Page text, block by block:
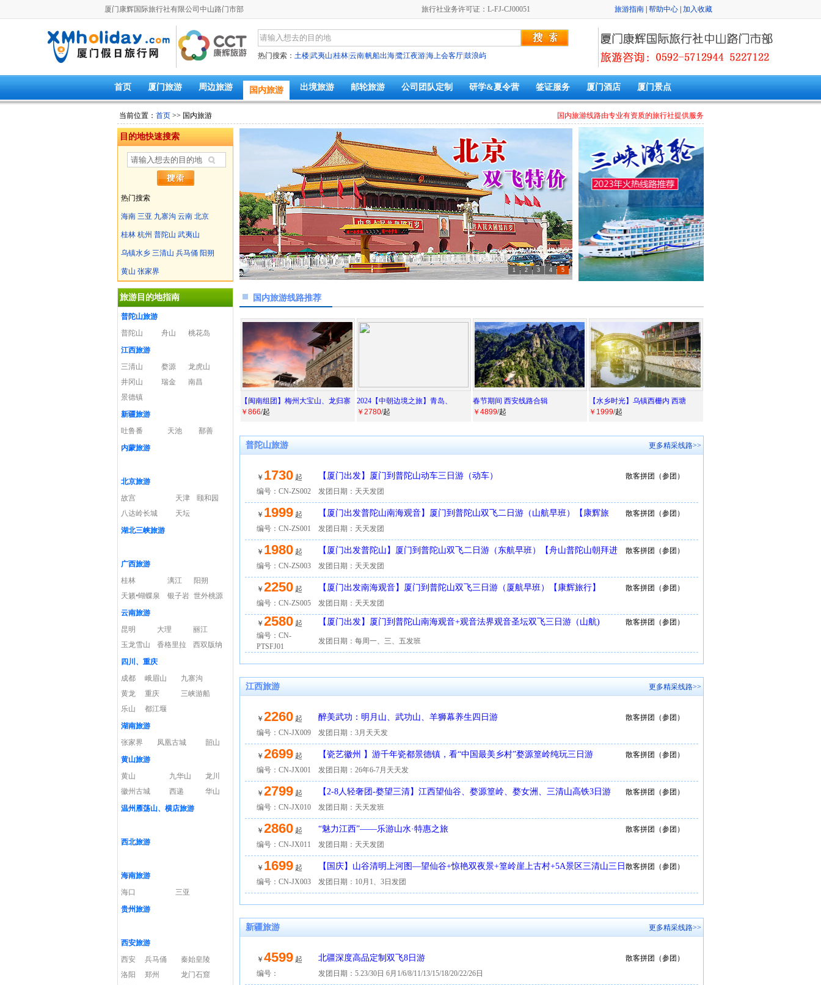
厦门康辉国际旅行社有限公司中山路门市部 旅行社业务许可证：L-FJ-CJ00051 旅游指南 帮助中心 加入收藏
热门搜索： 土楼武夷山 桂林云南帆船出海鹭江夜游海上会客厅鼓浪屿
首页 厦门旅游 周边旅游 国内旅游 出境旅游 邮轮旅游 公司团队定制 研学&夏令营 签证服务 厦门酒店 厦门景点
当前位置： 首页 >> 国内旅游 国内旅游线路由专业有资质的旅行社提供服务
目的地快速搜索
热门搜索
海南 三亚 九寨沟 云南 北京
桂林 杭州 普陀山 武夷山
乌镇水乡 三清山 兵马俑 阳朔
黄山 张家界 1 2 3 4 5
旅游目的地指南
普陀山旅游
普陀山
舟山
桃花岛
江西旅游
三清山
婺源
龙虎山
井冈山
瑞金
南昌
景德镇
新疆旅游
吐鲁番
天池
鄯善
内蒙旅游
北京旅游
故宫
天津
颐和园
八达岭长城
天坛
湖北三峡旅游
广西旅游
桂林
漓江
阳朔
天籁•蝴蝶泉
银子岩 世外桃源
云南旅游
昆明
大理
丽江
玉龙雪山
香格里拉
西双版纳
四川、重庆
成都
峨眉山
九寨沟
黄龙
重庆
三峡游船
乐山
都江堰
湖南旅游
张家界
凤凰古城
韶山
黄山旅游
黄山
九华山
龙川
徽州古城
西递
华山
温州雁荡山、横店旅游
西北旅游
海南旅游
海口
三亚
贵州旅游
西安旅游
西安
兵马俑
秦始皇陵
洛阳
郑州
龙门石窟
国内旅游线路推荐
【闽南组团】梅州大宝山、龙归寨
￥866/起
2024【中朝边境之旅】青岛、
￥2780/起
春节期间 西安线路合辑
￥4899/起
【水乡时光】乌镇西栅内 西塘
￥1999/起
普陀山旅游 更多精采线路>>
￥ 1730 起 【厦门出发】厦门到普陀山动车三日游（动车）
散客拼团（参团）
编号：CN-ZS002
发团日期：天天发团
￥ 1999 起
【厦门出发普陀山南海观音】厦门到普陀山双飞二日游（山航早班）【康辉旅
游】
散客拼团（参团）
编号：CN-ZS001
发团日期：天天发团
￥ 1980 起
【厦门出发普陀山】厦门到普陀山双飞二日游（东航早班）【舟山普陀山朝拜进
香团】
散客拼团（参团）
编号：CN-ZS003
发团日期：天天发团
￥ 2250 起 【厦门出发南海观音】厦门到普陀山双飞三日游（厦航早班）【康辉旅行】
散客拼团（参团）
编号：CN-ZS005
发团日期：天天发团
￥ 2580 起 【厦门出发】厦门到普陀山南海观音+观音法界观音圣坛双飞三日游（山航)
散客拼团（参团）
编号：CN-
PTSFJ01
发团日期：每周一、三、五发班
江西旅游 更多精采线路>>
￥ 2260 起 醉美武功：明月山、武功山、羊狮幕养生四日游
散客拼团（参团）
编号：CN-JX009
发团日期：3月天天发
￥ 2699 起 【瓷艺徽州 】游千年瓷都景德镇，看“中国最美乡村”婺源篁岭纯玩三日游
散客拼团（参团）
编号：CN-JX001
发团日期：26年6-7月天天发
￥ 2799 起 【2-8人轻奢团-婺望三清】江西望仙谷、婺源篁岭、婺女洲、三清山高铁3日游
散客拼团（参团）
编号：CN-JX010
发团日期：天天发班
￥ 2860 起 “魅力江西”——乐游山水·特惠之旅
散客拼团（参团）
编号：CN-JX011
发团日期：天天发团
￥ 1699 起
【国庆】山谷清明上河图—望仙谷+惊艳双夜景+篁岭崖上古村+5A景区三清山三日
游
散客拼团（参团）
编号：CN-JX003
发团日期：10月1、3日发团
新疆旅游 更多精采线路>>
￥ 4599 起 北疆深度高品定制双飞8日游
散客拼团（参团）
编号：
发团日期：5.23/30日 6月1/6/8/11/13/15/18/20/22/26日